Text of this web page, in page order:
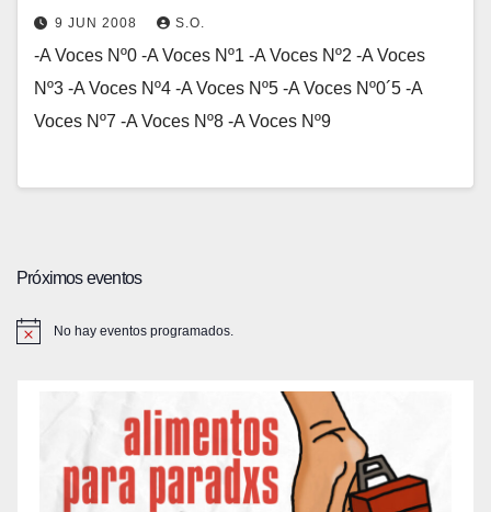
9 JUN 2008 S.O.
-A Voces Nº0 -A Voces Nº1 -A Voces Nº2 -A Voces
Nº3 -A Voces Nº4 -A Voces Nº5 -A Voces Nº0´5 -A
Voces Nº7 -A Voces Nº8 -A Voces Nº9
Próximos eventos
No hay eventos programados.